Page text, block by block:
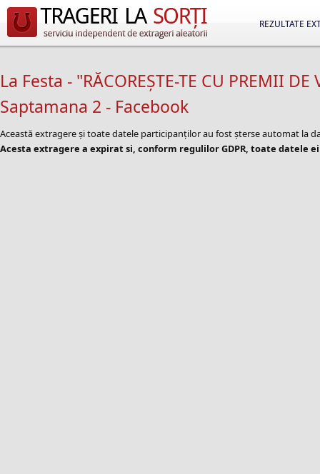
REZULTATE
La Festa - "RĂCOREȘTE-TE CU PREMII DE
Saptamana 2 - Facebook
Această extragere și toate datele participanților au fost șterse automat la
Acesta extragere a expirat si, conform regulilor GDPR, toate datele